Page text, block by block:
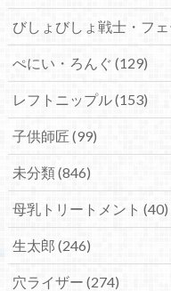
びしょびしょ戦士・フ
ぺにい・ろんぐ (129)
レフトニップル(153)
子供師匠 (99)
未分類(846)
母乳トリートメント (40)
生太郎 (246)
穴ライザー (274)